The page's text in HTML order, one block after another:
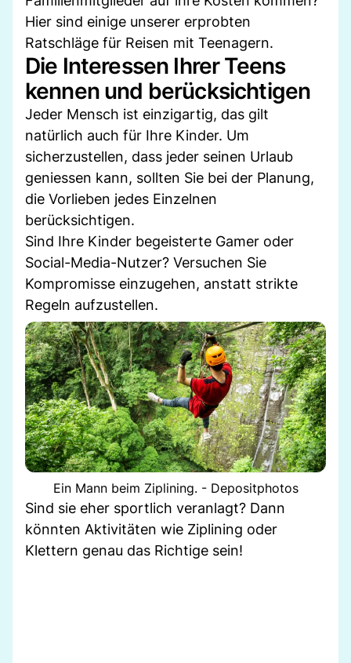
Hier sind einige unserer erprobten
Ratschläge für Reisen mit Teenagern.
Die Interessen Ihrer Teens
kennen und berücksichtigen
Jeder Mensch ist einzigartig, das gilt
natürlich auch für Ihre Kinder. Um
sicherzustellen, dass jeder seinen Urlaub
geniessen kann, sollten Sie bei der Planung,
die Vorlieben jedes Einzelnen
berücksichtigen.
Sind Ihre Kinder begeisterte Gamer oder
Social-Media-Nutzer? Versuchen Sie
Kompromisse einzugehen, anstatt strikte
Regeln aufzustellen.
Ein Mann beim Ziplining. - Depositphotos
Sind sie eher sportlich veranlagt? Dann
könnten Aktivitäten wie Ziplining oder
Klettern genau das Richtige sein!